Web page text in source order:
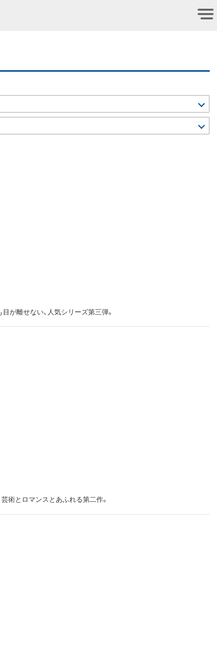
離せない、人気シリーズ第三弾。
術とロマンスとあふれる第二作。